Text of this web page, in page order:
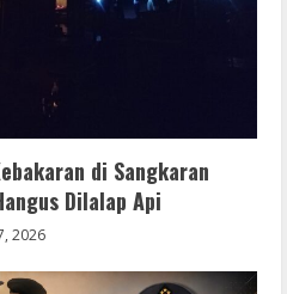
di Sangkaran
Dilalap Api
2026